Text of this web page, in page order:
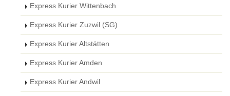
Express Kurier Wittenbach
Express Kurier Zuzwil (SG)
Express Kurier Altstätten
Express Kurier Amden
Express Kurier Andwil